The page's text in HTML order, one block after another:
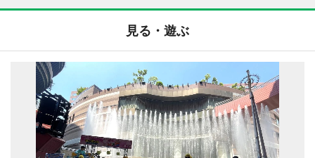
見る・遊ぶ